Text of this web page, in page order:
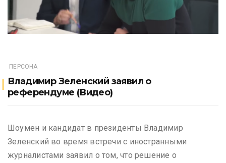
ПЕРСОНА
Владимир Зеленский заявил о
референдуме (Видео)
Шоумен и кандидат в президенты Владимир
Зеленский во время встречи с иностранными
журналистами заявил о том, что решение о